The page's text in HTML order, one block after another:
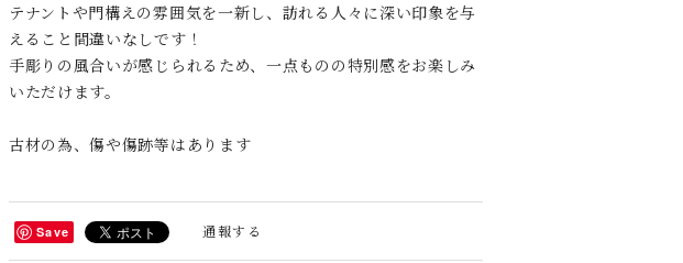
テナントや門構えの雰囲気を一新し、訪れる人々に深い印象を与
えること間違いなしです！
手彫りの風合いが感じられるため、一点ものの特別感をお楽しみ
いただけます。
古材の為、傷や傷跡等はあります
Save 通報する